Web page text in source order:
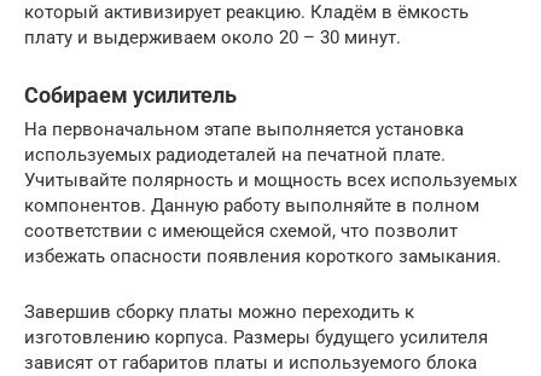
который активизирует реакцию. Кладём в ёмкость
плату и выдерживаем около 20 – 30 минут.
Собираем усилитель
На первоначальном этапе выполняется установка
используемых радиодеталей на печатной плате.
Учитывайте полярность и мощность всех используемых
компонентов. Данную работу выполняйте в полном
соответствии с имеющейся схемой, что позволит
избежать опасности появления короткого замыкания.
Завершив сборку платы можно переходить к
изготовлению корпуса. Размеры будущего усилителя
зависят от габаритов платы и используемого блока